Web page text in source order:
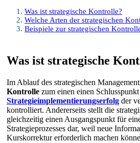
Was ist strategische Kontrolle?
Welche Arten der strategischen
Beispiele zur strategischen
Was ist strategische
Im Ablauf des strategischen
Kontrolle zum einen einen
Strategieimplementierungserfolg der
kontrolliert. Andererseits stellt die
gleichzeitig einen Ausgangspunkt für
Strategieprozesses dar, weil neue
Kurskorrektur erforderlich machen